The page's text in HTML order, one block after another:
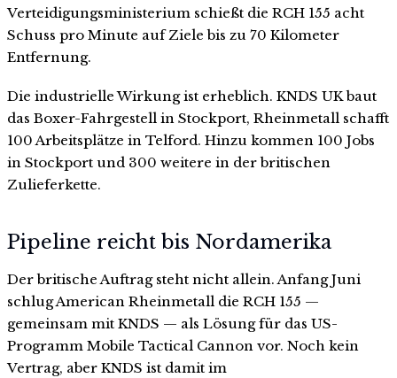
Verteidigungsministerium schießt die RCH 155 acht
Schuss pro Minute auf Ziele bis zu 70 Kilometer
Entfernung.
Die industrielle Wirkung ist erheblich. KNDS UK baut
das Boxer-Fahrgestell in Stockport, Rheinmetall schafft
100 Arbeitsplätze in Telford. Hinzu kommen 100 Jobs
in Stockport und 300 weitere in der britischen
Zulieferkette.
Pipeline reicht bis Nordamerika
Der britische Auftrag steht nicht allein. Anfang Juni
schlug American Rheinmetall die RCH 155 —
gemeinsam mit KNDS — als Lösung für das US-
Programm Mobile Tactical Cannon vor. Noch kein
Vertrag, aber KNDS ist damit im